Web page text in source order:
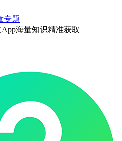
专题
海量知识精准获取